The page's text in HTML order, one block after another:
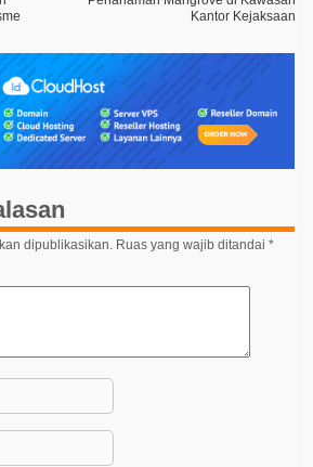
Kantor Kejaksaan
dipublikasikan. Ruas yang wajib ditandai *